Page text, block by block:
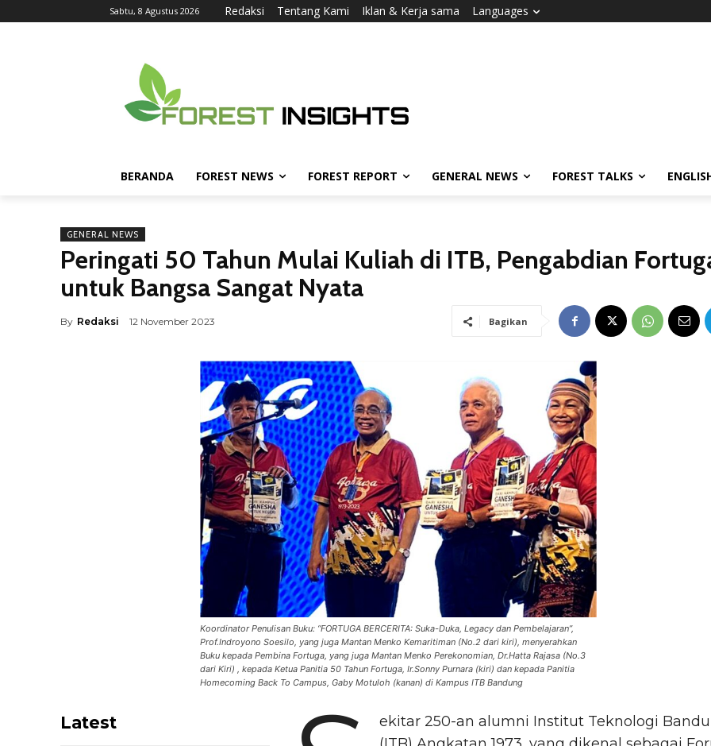
Sabtu, 8 Agustus 2026 Redaksi Tentang Kami Iklan & Kerja sama Languages
BERANDA FOREST NEWS FOREST REPORT GENERAL NEWS FOREST TALKS
GENERAL NEWS
Peringati 50 Tahun Mulai Kuliah di ITB, Pengabdian
untuk Bangsa Sangat Nyata
By Redaksi 12 November 2023 Bagikan
Koordinator Penulisan Buku: “FORTUGA BERCERITA: Suka-Duka, Legacy dan Pembelajaran”,
Prof.Indroyono Soesilo, yang juga Mantan Menko Kemaritiman (No.2 dari kiri), menyerahkan
Buku kepada Pembina Fortuga, yang juga Mantan Menko Perekonomian, Dr.Hatta Rajasa (No.3
dari Kiri) , kepada Ketua Panitia 50 Tahun Fortuga, Ir.Sonny Purnara (kiri) dan kepada Panitia
Homecoming Back To Campus, Gaby Motuloh (kanan) di Kampus ITB Bandung
Latest
ekitar 250-an alumni Institut Teknologi